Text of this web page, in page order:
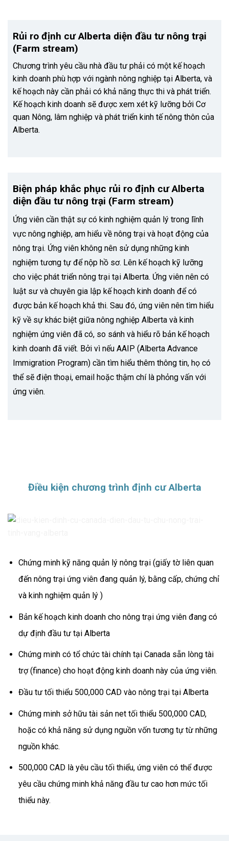
Rủi ro định cư Alberta diện đầu tư nông trại
(Farm stream)
Chương trình yêu cầu nhà đầu tư phải có một kế hoạch
kinh doanh phù hợp với ngành nông nghiệp tại Alberta, và
kế hoạch này cần phải có khả năng thực thi và phát triển.
Kế hoạch kinh doanh sẽ được xem xét kỹ lưỡng bởi Cơ
quan Nông, lâm nghiệp và phát triển kinh tế nông thôn của
Alberta.
Biện pháp khắc phục rủi ro định cư Alberta
diện đầu tư nông trại (Farm stream)
Ứng viên cần thật sự có kinh nghiệm quản lý trong lĩnh
vực nông nghiệp, am hiểu về nông trại và hoạt động của
nông trại. Ứng viên không nên sử dụng những kinh
nghiệm tương tự để nộp hồ sơ. Lên kế hoạch kỹ lưỡng
cho việc phát triển nông trại tại Alberta. Ứng viên nên có
luật sư và chuyên gia lập kế hoạch kinh doanh để có
được bản kế hoạch khả thi. Sau đó, ứng viên nên tìm hiểu
kỹ về sự khác biệt giữa nông nghiệp Alberta và kinh
nghiệm ứng viên đã có, so sánh và hiểu rõ bản kế hoạch
kinh doanh đã viết. Bởi vì nếu AAIP (Alberta Advance
Immigration Program) cần tìm hiểu thêm thông tin, họ có
thể sẽ điện thoại, email hoặc thậm chí là phỏng vấn với
ứng viên.
Điều kiện chương trình định cư Alberta
Chứng minh kỹ năng quản lý nông trại (giấy tờ liên quan
đến nông trại ứng viên đang quản lý, bằng cấp, chứng chỉ
và kinh nghiệm quản lý )
Bản kế hoạch kinh doanh cho nông trại ứng viên đang có
dự định đầu tư tại Alberta
Chứng minh có tổ chức tài chính tại Canada sẵn lòng tài
trợ (finance) cho hoạt động kinh doanh này của ứng viên.
Đầu tư tối thiểu 500,000 CAD vào nông trại tại Alberta
Chứng minh sở hữu tài sản net tối thiểu 500,000 CAD,
hoặc có khả năng sử dụng nguồn vốn tương tự từ những
nguồn khác.
500,000 CAD là yêu cầu tối thiểu, ứng viên có thể được
yêu cầu chứng minh khả năng đầu tư cao hơn mức tối
thiểu này.